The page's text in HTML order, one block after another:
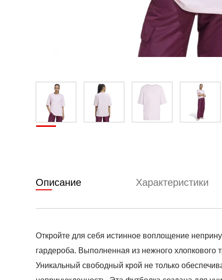
Описание Характеристики
Откройте для себя истинное воплощение
гардероба. Выполненная из нежного хлопкового
Уникальный свободный крой не только